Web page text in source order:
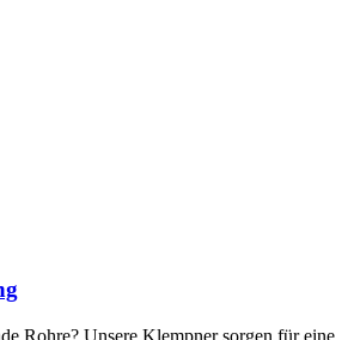
Rohre? Unsere Klempner sorgen für eine